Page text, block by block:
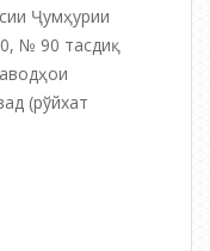
Ҷумҳурии
№ 90 тасдиқ
(рўйхат